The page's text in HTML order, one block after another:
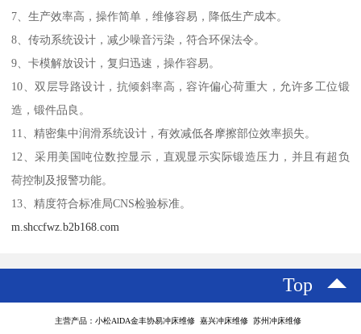
7、生产效率高，操作简单，维修容易，降低生产成本。
8、传动系统设计，减少噪音污染，符合环保法令。
9、卡模解放设计，复归迅速，操作容易。
10、双层导路设计，抗倾斜率高，容许偏心荷重大，允许多工位锻
造，锻件品良。
11、精密集中润滑系统设计，有效减低各摩擦部位效率损失。
12、采用美国吨位数控显示，直观显示实际锻造压力，并且有超负
荷控制及报警功能。
13、精度符合标准局CNS检验标准。
m.shccfwz.b2b168.com
Top
主营产品：小松AlDA金丰协易冲床维修 嘉兴冲床维修 苏州冲床维修